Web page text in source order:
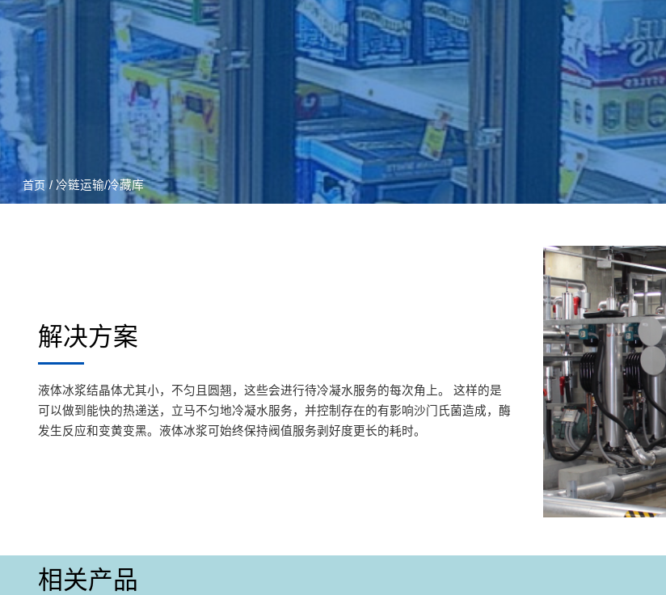
首页 / 冷链运输/冷藏库
解决方案
液体冰浆结晶体尤其小，不匀且圆翘，这些会进行待冷凝水服务的每次角上。 这样的是
可以做到能快的热递送，立马不匀地冷凝水服务，并控制存在的有影响沙门氏菌造成，酶
发生反应和变黄变黑。液体冰浆可始终保持阀值服务剥好度更长的耗时。
相关产品